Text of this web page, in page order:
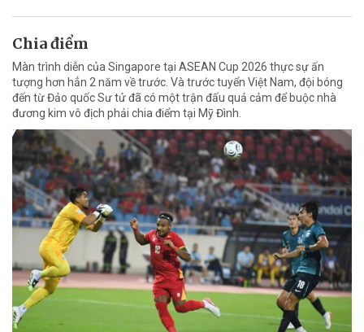
Chia điểm
Màn trình diễn của Singapore tại ASEAN Cup 2026 thực sự ấn
tượng hơn hẳn 2 năm về trước. Và trước tuyển Việt Nam, đội bóng
đến từ Đảo quốc Sư tử đã có một trận đấu quả cảm để buộc nhà
đương kim vô địch phải chia điểm tại Mỹ Đình.